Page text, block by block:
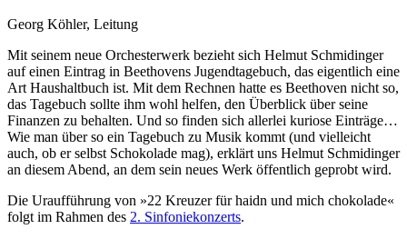
Georg Köhler, Leitung
Mit seinem neue Orchesterwerk bezieht sich Helmut Schmidinger
auf einen Eintrag in Beethovens Jugendtagebuch, das eigentlich eine
Art Haushaltbuch ist. Mit dem Rechnen hatte es Beethoven nicht so,
das Tagebuch sollte ihm wohl helfen, den Überblick über seine
Finanzen zu behalten. Und so finden sich allerlei kuriose Einträge…
Wie man über so ein Tagebuch zu Musik kommt (und vielleicht
auch, ob er selbst Schokolade mag), erklärt uns Helmut Schmidinger
an diesem Abend, an dem sein neues Werk öffentlich geprobt wird.
Die Uraufführung von »22 Kreuzer für haidn und mich chokolade«
folgt im Rahmen des 2. Sinfoniekonzerts.